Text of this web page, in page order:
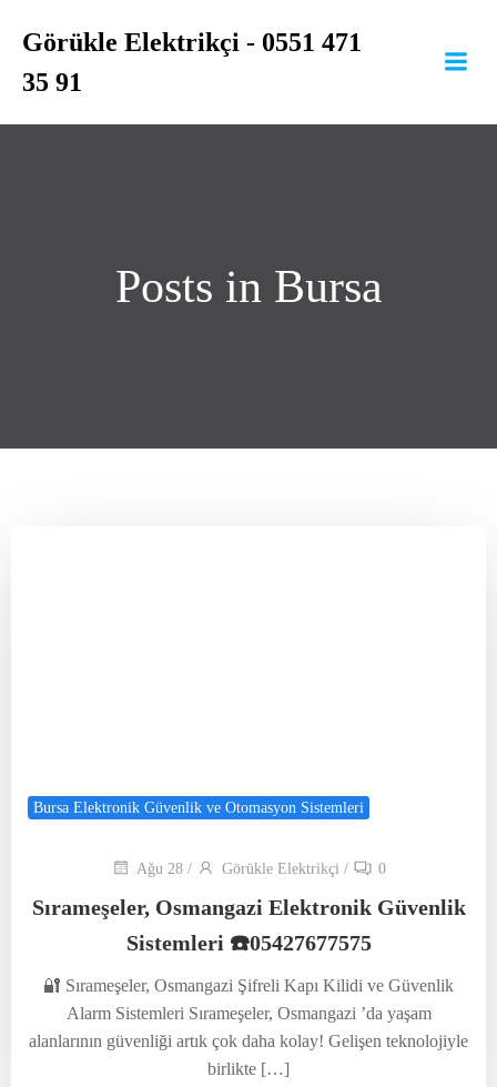
geç
Görükle Elektrikçi - 0551 471
35 91
Posts in Bursa
Bursa Elektronik Güvenlik ve Otomasyon Sistemleri
Ağu 28 / Görükle Elektrikçi / 0
Sırameşeler, Osmangazi Elektronik Güvenlik
Sistemleri ☎️05427677575
🔐 Sırameşeler, Osmangazi Şifreli Kapı Kilidi ve Güvenlik
Alarm Sistemleri Sırameşeler, Osmangazi ’da yaşam
alanlarının güvenliği artık çok daha kolay! Gelişen teknolojiyle
birlikte […]